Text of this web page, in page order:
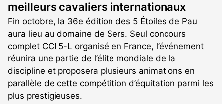
meilleurs cavaliers internationaux
Fin octobre, la 36e édition des 5 Étoiles de Pau
aura lieu au domaine de Sers. Seul concours
complet CCI 5-L organisé en France, l’événement
réunira une partie de l’élite mondiale de la
discipline et proposera plusieurs animations en
parallèle de cette compétition d’équitation parmi les
plus prestigieuses.